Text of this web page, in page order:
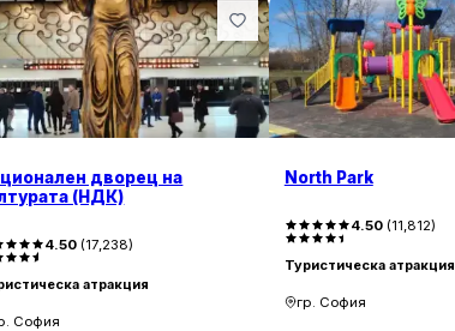
дворец на
(НДК)
4.50 (17,238)
атракция
София
North Park
4.50(11,812)
Туристическа атракция
гр. София